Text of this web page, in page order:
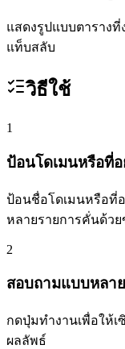
แสดงรูปแบบตาราง
แท็บสลับ
วิธีใช้
1
ป้อนโดเมนหรือที่อ
ป้อนชื่อโดเมนหรือที่
หลายรายการคั่นด้ว
2
สอบถามแบบหลา
กดปุ่มทำงานเพื่อให้เ
ผลลัพธ์